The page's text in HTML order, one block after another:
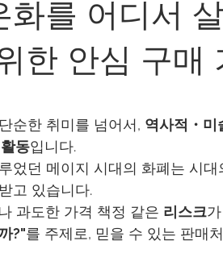
를 어디서
한 안심 구매
순한 취미를 넘어서, 역사적・미
동입니다.
었던 메이지 시대의 화폐는 시대
고 있습니다.
과도한 가격 책정 같은 리스크
?"를 주제로, 믿을 수 있는 판매